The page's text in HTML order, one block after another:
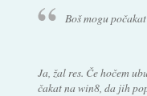
Boš mogu
Ja, žal res. Če hočem
čakat na win8, da jih